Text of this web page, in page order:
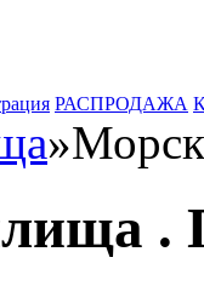
РАСПРОДАЖА
»
.